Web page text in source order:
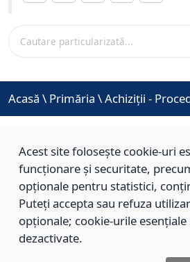
Acasă \ Primăria \Achiziții -
Achiziții -
Nu există achiziții pentru pagina
Acest site folosește cookie-uri
funcționare și securitate,
opționale pentru statistici,
Puteți accepta sau refuza
opționale; cookie-urile
dezactivate.